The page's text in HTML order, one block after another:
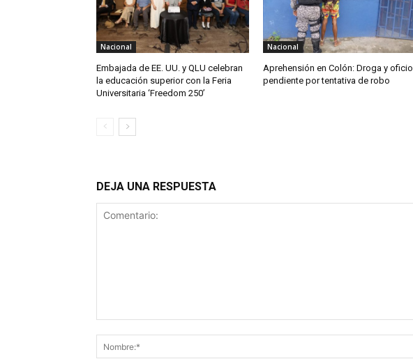
Nacional
Embajada de EE. UU. y QLU celebran
la educación superior con la Feria
Universitaria ‘Freedom 250’
Nacional
Aprehensión en Colón: Droga y oficio
pendiente por tentativa de robo
DEJA UNA RESPUESTA